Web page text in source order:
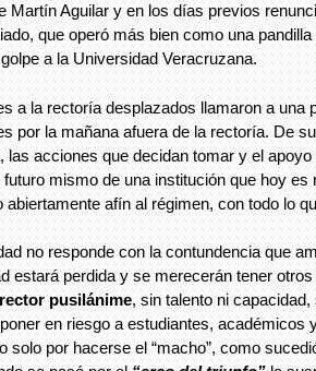
Martín Aguilar y en los días previos
que operó más bien como una
a la Universidad Veracruzana.
a la rectoría desplazados llamaron a una
por la mañana afuera de la rectoría. De
las acciones que decidan tomar y el apoyo
futuro mismo de una institución que hoy es
abiertamente afín al régimen, con todo lo
no responde con la contundencia que
estará perdida y se merecerán tener
rector pusilánime, sin talento ni
en riesgo a estudiantes, académicos
solo por hacerse el “macho”, como